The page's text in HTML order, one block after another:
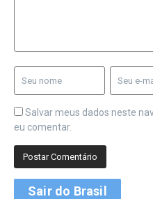
Salvar meus dados neste
eu comentar.
Sair do Brasil